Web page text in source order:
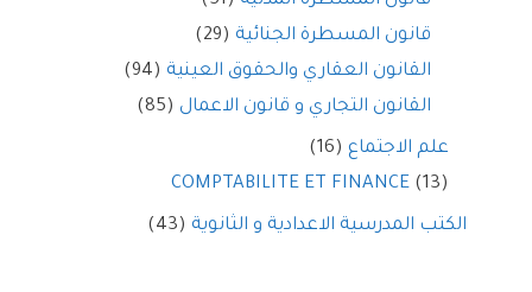
قانون المسطرة الجنائية (29)
القانون العقاري والحقوق العينية (94)
القانون التجاري و قانون الاعمال (85)
علم الاجتماع (16)
COMPTABILITE ET FINANCE (13)
الكتب المدرسية الاعدادية و الثانوية (43)